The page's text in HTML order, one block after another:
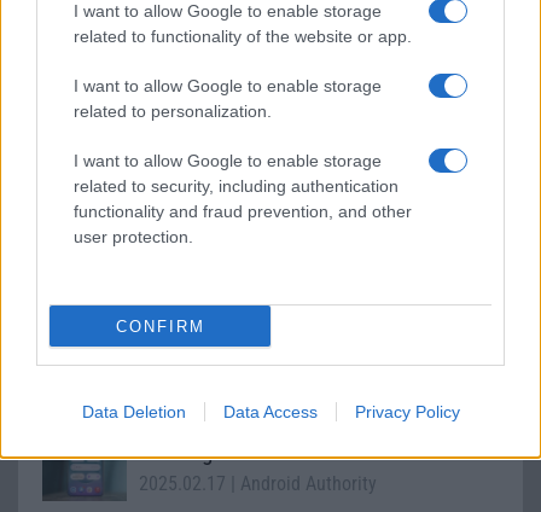
I want to allow Google to enable storage
related to functionality of the website or app.
I want to allow Google to enable storage
related to personalization.
I want to allow Google to enable storage
related to security, including authentication
functionality and fraud prevention, and other
user protection.
CONFIRM
Data Deletion Data Access Privacy Policy
azonnal értelmét veszti, amint
megveszed
Az idei év a vékony okostelefonokról szól, a gyártók
minden lehetséges millimétert lefaragnak a
Samsung Galaxy S26: Végre új
főkamerát kaphat a készülék
A legfrissebb pletykák szerint a Samsung Galaxy S26 egy
teljesen új főkameraszenzort kaphat, amivel szakíthat a
Galaxy S23 óta használt megoldással.
Örök One UI 7 késések – a Samsung,
amit régen utáltunk
2025.02.17
| Android Authority